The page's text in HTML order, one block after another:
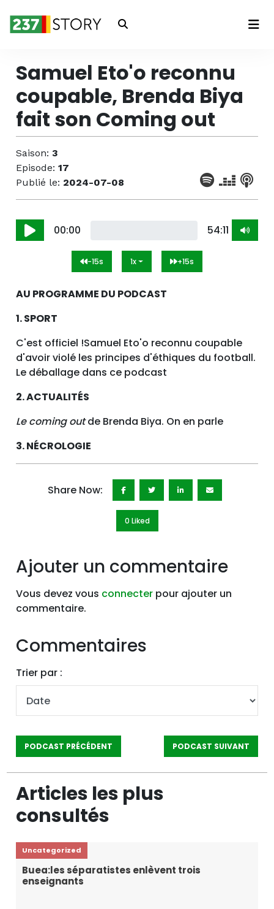
Connexion
Samuel Eto'o reconnu
coupable, Brenda Biya
fait son Coming out
Saison:3
Episode:17
Publié le: 2024-07-08
00:00 54:11
-15s 1x +15s
AU PROGRAMME DU PODCAST
1. SPORT
C'est officiel !Samuel Eto'o reconnu coupable
d'avoir violé les principes d'éthiques du football.
Le déballage dans ce podcast
2. ACTUALITÉS
Le coming outde Brenda Biya. On en parle
3. NÉCROLOGIE
Share Now:
0 Liked
Ajouter un commentaire
Vous devez vous connecter pour ajouter un
commentaire.
Commentaires
Trier par :
PODCAST PRÉCÉDENT PODCAST SUIVANT
Articles les plus
consultés
Uncategorized
Buea:les séparatistes enlèvent trois
enseignants